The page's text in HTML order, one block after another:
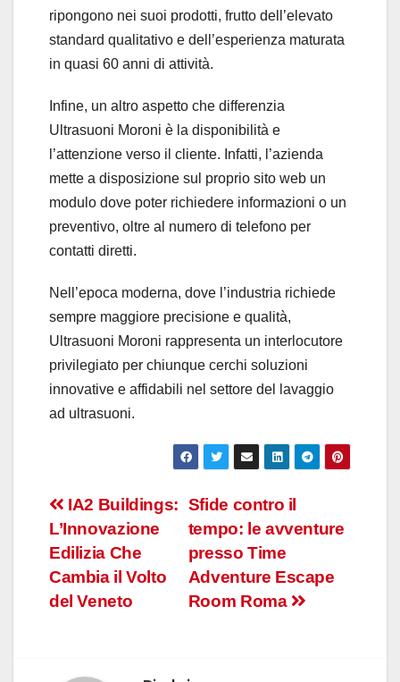
ripongono nei suoi prodotti, frutto dell’elevato
standard qualitativo e dell’esperienza maturata
in quasi 60 anni di attività.
Infine, un altro aspetto che differenzia
Ultrasuoni Moroni è la disponibilità e
l’attenzione verso il cliente. Infatti, l’azienda
mette a disposizione sul proprio sito web un
modulo dove poter richiedere informazioni o un
preventivo, oltre al numero di telefono per
contatti diretti.
Nell’epoca moderna, dove l’industria richiede
sempre maggiore precisione e qualità,
Ultrasuoni Moroni rappresenta un interlocutore
privilegiato per chiunque cerchi soluzioni
innovative e affidabili nel settore del lavaggio
ad ultrasuoni.
Navigazione
articoli
Sfide contro il
tempo: le avventure
presso Time
Adventure Escape
Room Roma
IA2 Buildings:
L’Innovazione
Edilizia Che
Cambia il Volto
del Veneto